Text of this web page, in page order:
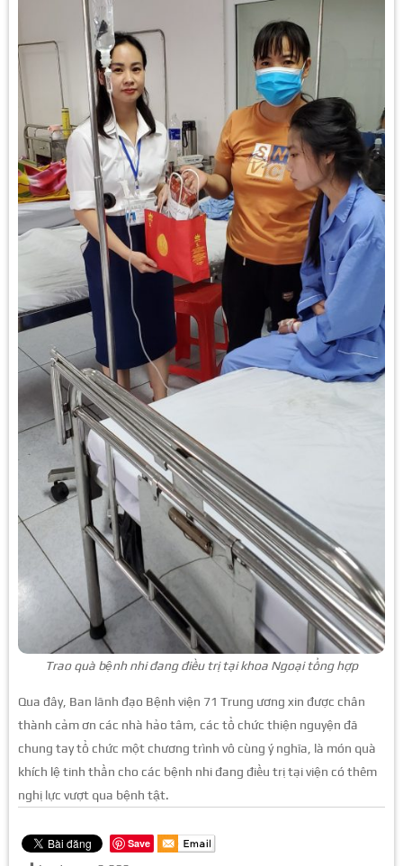
Trao quà bệnh nhi đang điều trị tại khoa Ngoại tổng hợp
Qua đây, Ban lãnh đạo Bệnh viện 71 Trung ương xin được chân
thành cảm ơn các nhà hảo tâm, các tổ chức thiện nguyện đã
chung tay tổ chức một chương trình vô cùng ý nghĩa, là món quà
khích lệ tinh thần cho các bệnh nhi đang điều trị tại viện có thêm
nghị lực vượt qua bệnh tật.
Save